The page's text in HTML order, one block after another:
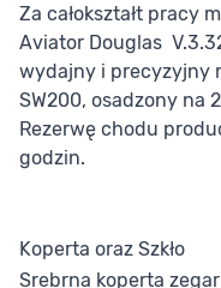
Za całokształt pracy
Aviator Douglas
wydajny i precyzyjny
SW200, osadzony na
Rezerwę chodu
godzin.
Koperta oraz Szkło
Srebrna koperta